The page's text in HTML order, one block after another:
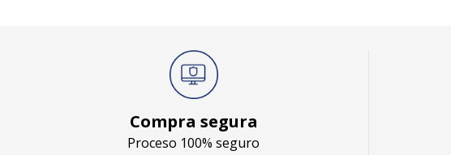
Compra segura
Proceso 100% seguro